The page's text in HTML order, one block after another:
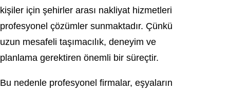
kişiler için şehirler arası nakliyat hizmetleri
profesyonel çözümler sunmaktadır. Çünkü
uzun mesafeli taşımacılık, deneyim ve
planlama gerektiren önemli bir süreçtir.
Bu nedenle profesyonel firmalar, eşyaların